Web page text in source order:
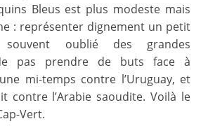
Bleus est plus modeste mais
: représenter dignement un petit
oublié des grandes
pas prendre de buts face à
mi-temps contre l’Uruguay, et
contre l’Arabie saoudite. Voilà le
Vert.